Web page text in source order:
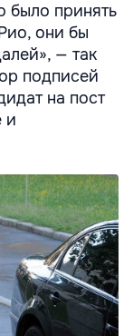
было принять
они бы
— так
подписей
на пост
и